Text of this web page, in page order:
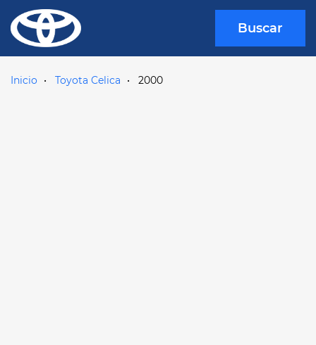
Buscar
Inicio Toyota Celica 2000